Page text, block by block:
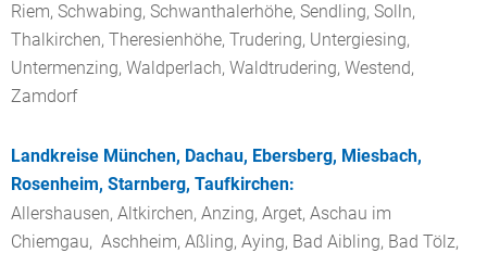
Riem, Schwabing, Schwanthalerhöhe, Sendling, Solln,
Thalkirchen, Theresienhöhe, Trudering, Untergiesing,
Untermenzing, Waldperlach, Waldtrudering, Westend,
Zamdorf
Landkreise München, Dachau, Ebersberg, Miesbach,
Rosenheim, Starnberg, Taufkirchen:
Allershausen, Altkirchen, Anzing, Arget, Aschau im
Chiemgau, Aschheim, Aßling, Aying, Bad Aibling, Bad Tölz,